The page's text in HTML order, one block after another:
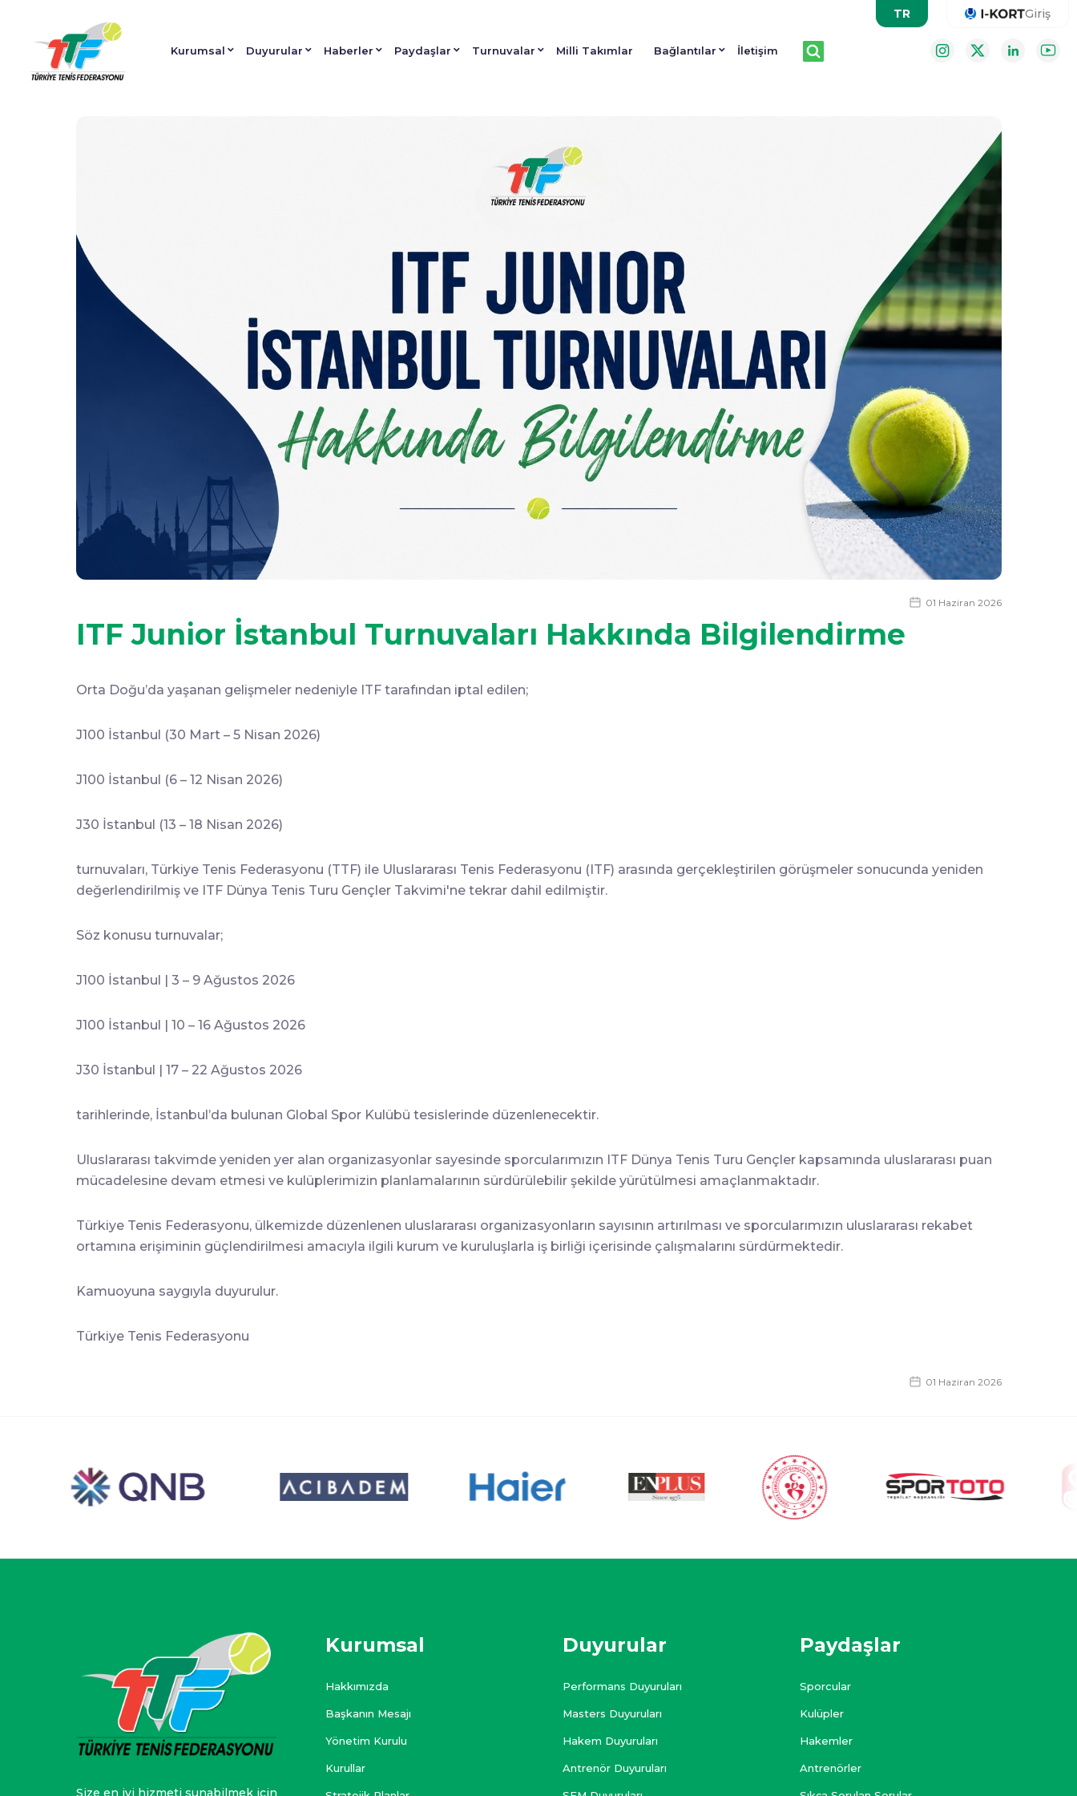
Kurumsal Duyurular Haberler Paydaşlar Turnuvalar Milli Takımlar Bağlantılar İletişim
Giriş
01 Haziran 2026
ITF Junior İstanbul Turnuvaları Hakkında Bilgilendirme
Orta Doğu’da yaşanan gelişmeler nedeniyle ITF tarafından iptal edilen;
J100 İstanbul (30 Mart – 5 Nisan 2026)
J100 İstanbul (6 – 12 Nisan 2026)
J30 İstanbul (13 – 18 Nisan 2026)
turnuvaları, Türkiye Tenis Federasyonu (TTF) ile Uluslararası Tenis Federasyonu (ITF) arasında gerçekleştirilen görüşmeler sonucunda yeniden
değerlendirilmiş ve ITF Dünya Tenis Turu Gençler Takvimi'ne tekrar dahil edilmiştir.
Söz konusu turnuvalar;
J100 İstanbul | 3 – 9 Ağustos 2026
J100 İstanbul | 10 – 16 Ağustos 2026
J30 İstanbul | 17 – 22 Ağustos 2026
tarihlerinde, İstanbul’da bulunan Global Spor Kulübü tesislerinde düzenlenecektir.
Uluslararası takvimde yeniden yer alan organizasyonlar sayesinde sporcularımızın ITF Dünya Tenis Turu Gençler kapsamında uluslararası puan
mücadelesine devam etmesi ve kulüplerimizin planlamalarının sürdürülebilir şekilde yürütülmesi amaçlanmaktadır.
Türkiye Tenis Federasyonu, ülkemizde düzenlenen uluslararası organizasyonların sayısının artırılması ve sporcularımızın uluslararası rekabet
ortamına erişiminin güçlendirilmesi amacıyla ilgili kurum ve kuruluşlarla iş birliği içerisinde çalışmalarını sürdürmektedir.
Kamuoyuna saygıyla duyurulur.
Türkiye Tenis Federasyonu
01 Haziran 2026
Size en iyi hizmeti sunabilmek için
Kurumsal
Hakkımızda
Başkanın Mesajı
Yönetim Kurulu
Kurullar
Duyurular
Performans Duyuruları
Masters Duyuruları
Hakem Duyuruları
Antrenör Duyuruları
Paydaşlar
Sporcular
Kulüpler
Hakemler
Antrenörler